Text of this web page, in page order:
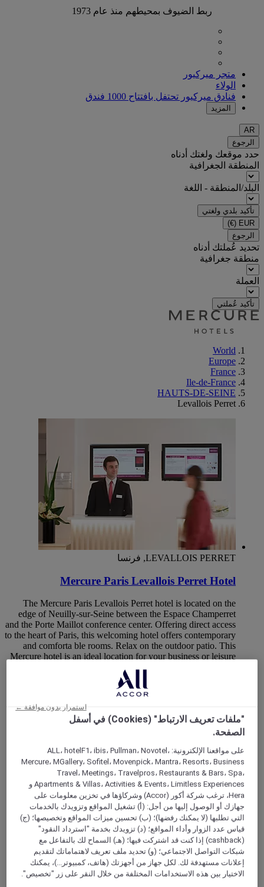
ربط الضيوف بمحيطهم منذ عام 1973
متجر ميركيور
الولاء
فنادق ميركيور تحتفل بافتتاح 1000 فندق
المزيد
AR
الرجوع
حدد موقعك ولغتك أدناه
المنطقة الجغرافية
البلد/المنطقة - اللغة
تأكيد بلدي ولغتي
EUR
(€)
الرجوع
تحديد عُملتك أدناه
منطقة جغرافية
العملة
تأكيد عُملتي
World
Europe
France
Ile-de-France
HAUTS-DE-SEINE
Levallois Perret
LEVALLOIS PERRET, فرنسا
Mercure Paris Levallois Perret Hotel
The Mercure Paris Levallois Perret hotel is located on the
edge of Neuilly-sur-Seine between the Espace Champerret
and the Porte Maillot conference center. Offering direct access
to the heart of Paris, this welcoming hotel offers contemporary
and comforta ble rooms. Relax on the outdoor patio. This
Mercure hotel is an ideal location for your business or leisure
Rated 4,7 of 5
LEVALLOIS PERRET, فرنسا
Mercure Paris Pont de Levallois Neuilly Hotel
"ملفات تعريف الارتباط" (Cookies) في أسفل
الصفحة.
على مواقعنا الإلكترونية: ALL، hotelF1، ibis، Pullman، Novotel،
Mercure، MGallery، Sofitel، Movenpick، Mantra، Resorts، Business
Travel، Meetings، Travelpros، Restaurants & Bars، Spa،
Apartments & Villas، Activities & Events، Limitless Experiences و
Hera، ترغب شركة أكور (Accor) وشركاؤها في تخزين معلومات على
جهازك أو الوصول إليها من أجل: (أ) تشغيل المواقع وتزويدك بالخدمات
التي تطلبها (لا يمكنك رفضها)؛ (ب) تحسين ميزات المواقع وتخصيصها؛ (ج)
قياس عدد الزوار وأداء المواقع؛ (د) تزويدك بخدمة "استرداد النقود"
(cashback) إذا كنت قد اشتركت فيها؛ (هـ) السماح لك بالتفاعل مع
شبكات التواصل الاجتماعي؛ (و) تحديد ملف تعريف لاهتماماتك لتقديم
إعلانات مستهدفة لك. لكل جهاز من أجهزتك (هاتف، كمبيوتر...)، يمكنك
الاختيار بين هذه الاستخدامات المختلفة من خلال النقر على زر "تخصيص".
استمرار بدون موافقة ←